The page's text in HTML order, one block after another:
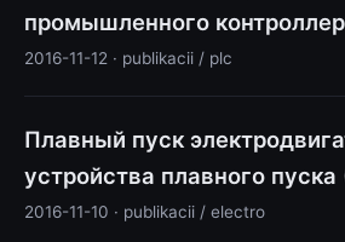
промышленного
2016-11-12 · publikacii / plc
Плавный пуск
устройства плавного
2016-11-10 · publikacii / electro